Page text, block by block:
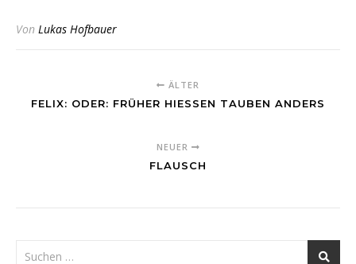
Von Lukas Hofbauer
ÄLTER
FELIX: ODER: FRÜHER HIESSEN TAUBEN ANDERS
NEUER
FLAUSCH